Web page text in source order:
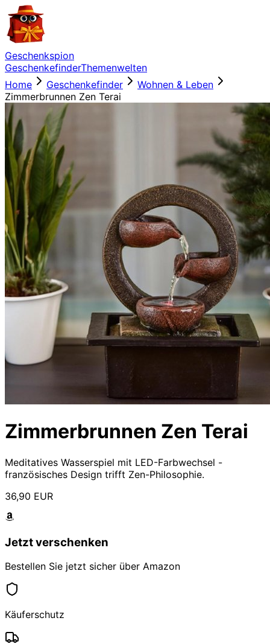
Geschenkspion
GeschenkefinderThemenwelten
Home
Geschenkefinder
Wohnen & Leben
Zimmerbrunnen Zen Terai
Zimmerbrunnen Zen Terai
Meditatives Wasserspiel mit LED-Farbwechsel -
französisches Design trifft Zen-Philosophie.
36,90 EUR
Jetzt verschenken
Bestellen Sie jetzt sicher über Amazon
Käuferschutz